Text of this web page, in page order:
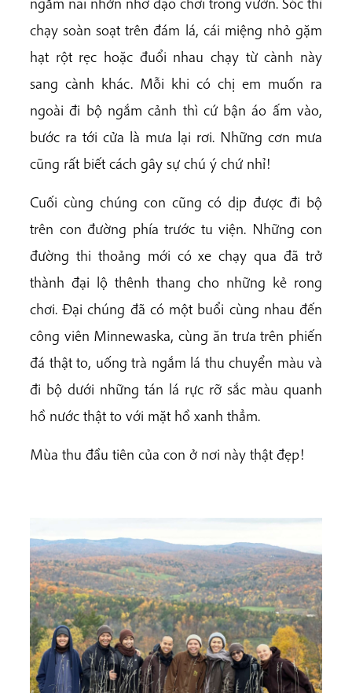
chạy soàn soạt trên đám lá, cái miệng nhỏ gặm
hạt rột rẹc hoặc đuổi nhau chạy từ cành này
sang cành khác. Mỗi khi có chị em muốn ra
ngoài đi bộ ngắm cảnh thì cứ bận áo ấm vào,
bước ra tới cửa là mưa lại rơi. Những cơn mưa
cũng rất biết cách gây sự chú ý chứ nhỉ!
Cuối cùng chúng con cũng có dịp được đi bộ
trên con đường phía trước tu viện. Những con
đường thi thoảng mới có xe chạy qua đã trở
thành đại lộ thênh thang cho những kẻ rong
chơi. Đại chúng đã có một buổi cùng nhau đến
công viên Minnewaska, cùng ăn trưa trên phiến
đá thật to, uống trà ngắm lá thu chuyển màu và
đi bộ dưới những tán lá rực rỡ sắc màu quanh
hồ nước thật to với mặt hồ xanh thẳm.
Mùa thu đầu tiên của con ở nơi này thật đẹp!